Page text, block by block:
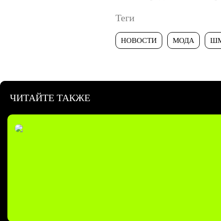
Теги
НОВОСТИ МОДА
ЧИТАЙТЕ ТАКЖЕ